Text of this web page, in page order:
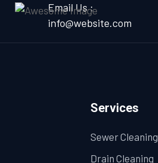
Email Us :
info@website.com
Services
Sewer Cleaning
Drain Cleaning